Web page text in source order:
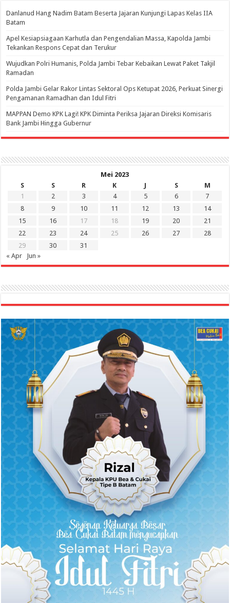
Danlanud Hang Nadim Batam Beserta Jajaran Kunjungi Lapas Kelas IIA
Batam
Apel Kesiapsiagaan Karhutla dan Pengendalian Massa, Kapolda Jambi
Tekankan Respons Cepat dan Terukur
Wujudkan Polri Humanis, Polda Jambi Tebar Kebaikan Lewat Paket Takjil
Ramadan
Polda Jambi Gelar Rakor Lintas Sektoral Ops Ketupat 2026, Perkuat Sinergi
Pengamanan Ramadhan dan Idul Fitri
‎MAPPAN Demo KPK Lagi! KPK Diminta Periksa Jajaran Direksi Komisaris
Bank Jambi Hingga Gubernur ‎
Mei 2023
S
S R K J S
M
1
2 3 4 5 6
7
8
9 10 11 12 13
14
15
16 17 18 19 20
21
22
23 24 25 26 27
28
29
30
31
« Apr
Jun »